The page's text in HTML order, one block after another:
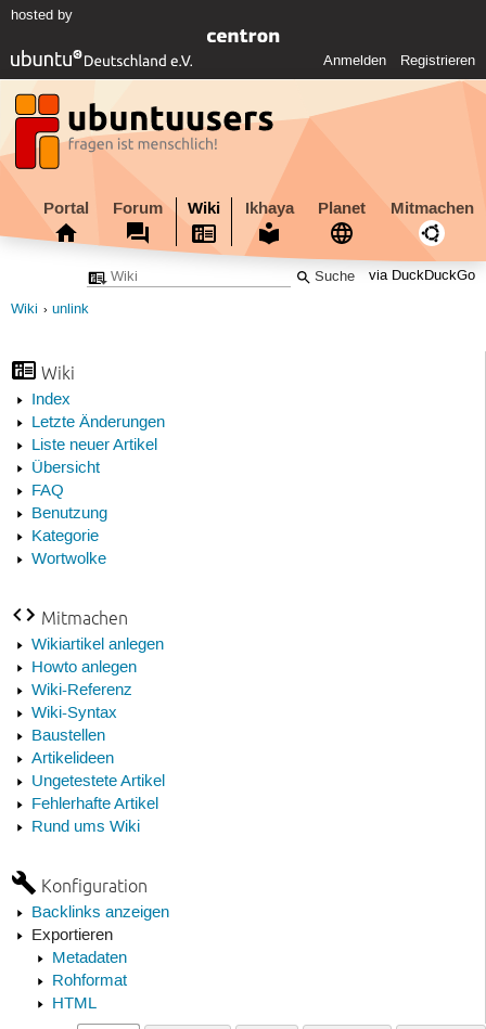
hosted by
Anmelden Registrieren
Portal Forum Wiki Ikhaya Planet Mitmachen
via DuckDuckGo
Wiki unlink
Wiki
Index
Letzte Änderungen
Liste neuer Artikel
Übersicht
FAQ
Benutzung
Kategorie
Wortwolke
Mitmachen
Wikiartikel anlegen
Howto anlegen
Wiki-Referenz
Wiki-Syntax
Baustellen
Artikelideen
Ungetestete Artikel
Fehlerhafte Artikel
Rund ums Wiki
Konfiguration
Backlinks anzeigen
Exportieren
Metadaten
Rohformat
HTML